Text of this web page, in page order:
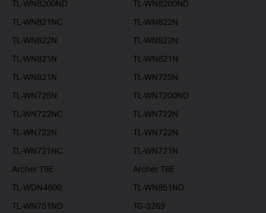
TL-WN8200ND
TL-WN8200ND
TL-WN821NC
TL-WN822N
TL-WN822N
TL-WN822N
TL-WN821N
TL-WN821N
TL-WN821N
TL-WN725N
TL-WN725N
TL-WN7200ND
TL-WN722NC
TL-WN722N
TL-WN722N
TL-WN722N
TL-WN721NC
TL-WN721N
Archer T9E
Archer T8E
TL-WDN4800
TL-WN851ND
TL-WN751ND
TG-3269